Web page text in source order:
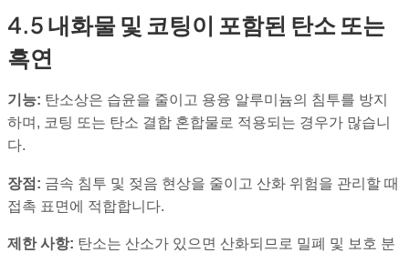
4.5 내화물 및 코팅이 포함된 탄소 또는
흑연
기능: 탄소상은 습윤을 줄이고 용융 알루미늄의 침투를 방지
하며, 코팅 또는 탄소 결합 혼합물로 적용되는 경우가 많습니
다.
장점: 금속 침투 및 젖음 현상을 줄이고 산화 위험을 관리할 때
접촉 표면에 적합합니다.
제한 사항: 탄소는 산소가 있으면 산화되므로 밀폐 및 보호 분